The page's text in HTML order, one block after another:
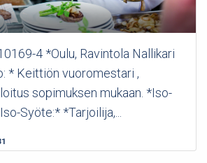
4 *Oulu, Ravintola Nallikari
* Keittiön vuoromestari ,
sopimuksen mukaan. *Iso-
Syöte:* *Tarjoilija,...